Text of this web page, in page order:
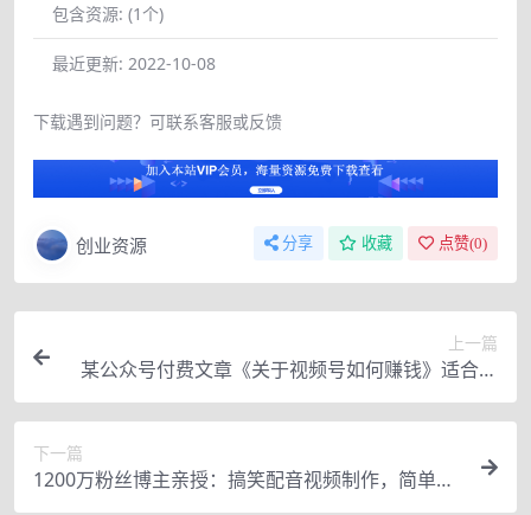
包含资源: (1个)
最近更新: 2022-10-08
下载遇到问题？可联系客服或反馈
创业资源 分享 收藏 点赞(0)
上一篇
某公众号付费文章《关于视频号如何赚钱》适合中
小视频博主施展拳脚！
下一篇
1200万粉丝博主亲授：搞笑配音视频制作，简单易
上手，亲测10天2W+粉丝